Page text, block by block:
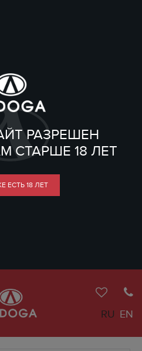
РАЗРЕШЕН
СТАРШЕ 18 ЛЕТ
ЕСТЬ 18 ЛЕТ
RU EN